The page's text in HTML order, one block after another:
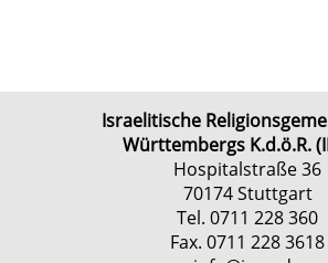
Israelitische
Württembergs K.d.ö.R.
Hospitalstraße 36
70174 Stuttgart
Tel. 0711 228 360
Fax. 0711 228 3618